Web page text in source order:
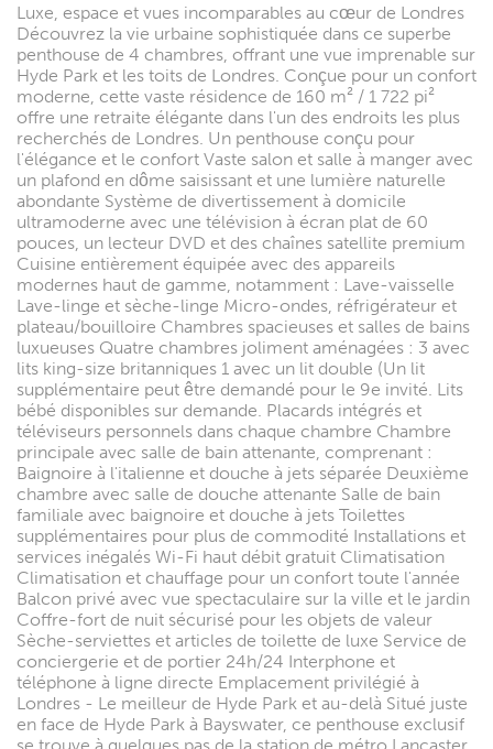
Luxe, espace et vues incomparables au cœur de Londres
Découvrez la vie urbaine sophistiquée dans ce superbe
penthouse de 4 chambres, offrant une vue imprenable sur
Hyde Park et les toits de Londres. Conçue pour un confort
moderne, cette vaste résidence de 160 m² / 1 722 pi²
offre une retraite élégante dans l'un des endroits les plus
recherchés de Londres. Un penthouse conçu pour
l'élégance et le confort Vaste salon et salle à manger avec
un plafond en dôme saisissant et une lumière naturelle
abondante Système de divertissement à domicile
ultramoderne avec une télévision à écran plat de 60
pouces, un lecteur DVD et des chaînes satellite premium
Cuisine entièrement équipée avec des appareils
modernes haut de gamme, notamment : Lave-vaisselle
Lave-linge et sèche-linge Micro-ondes, réfrigérateur et
plateau/bouilloire Chambres spacieuses et salles de bains
luxueuses Quatre chambres joliment aménagées : 3 avec
lits king-size britanniques 1 avec un lit double (Un lit
supplémentaire peut être demandé pour le 9e invité. Lits
bébé disponibles sur demande. Placards intégrés et
téléviseurs personnels dans chaque chambre Chambre
principale avec salle de bain attenante, comprenant :
Baignoire à l'italienne et douche à jets séparée Deuxième
chambre avec salle de douche attenante Salle de bain
familiale avec baignoire et douche à jets Toilettes
supplémentaires pour plus de commodité Installations et
services inégalés Wi-Fi haut débit gratuit Climatisation
Climatisation et chauffage pour un confort toute l'année
Balcon privé avec vue spectaculaire sur la ville et le jardin
Coffre-fort de nuit sécurisé pour les objets de valeur
Sèche-serviettes et articles de toilette de luxe Service de
conciergerie et de portier 24h/24 Interphone et
téléphone à ligne directe Emplacement privilégié à
Londres - Le meilleur de Hyde Park et au-delà Situé juste
en face de Hyde Park à Bayswater, ce penthouse exclusif
se trouve à quelques pas de la station de métro Lancaster